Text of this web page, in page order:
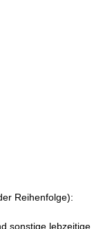
Reihenfolge):
sonstige lebzeitige